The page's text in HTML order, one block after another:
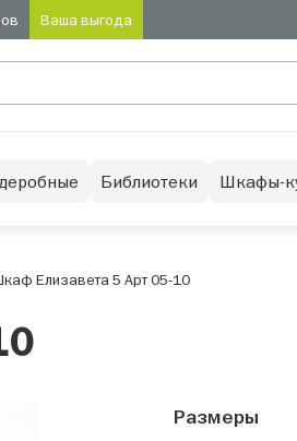
Ваша выгода
Библиотеки Шкафы-
Елизавета 5 Арт 05-10
Размеры